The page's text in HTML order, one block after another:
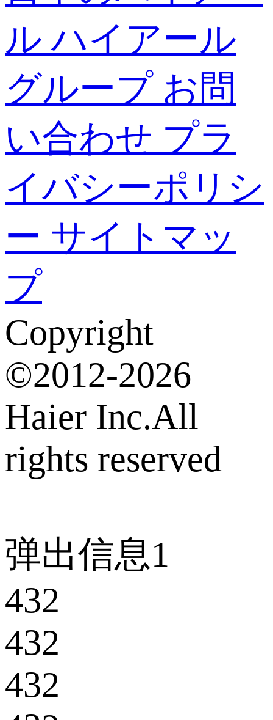
ルハイアール
グループ お問
い合わせ プラ
イバシーポリシ
ー サイトマッ
プ
Copyright
©2012-2026
Haier Inc.All
rights reserved
弹出信息1
432
432
432